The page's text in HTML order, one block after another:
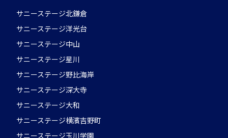
サニーステージ北鎌倉
サニーステージ洋光台
サニーステージ中山
サニーステージ星川
サニーステージ野比海岸
サニーステージ深大寺
サニーステージ大和
サニーステージ横濱吉野町
サニーステージ玉川学園